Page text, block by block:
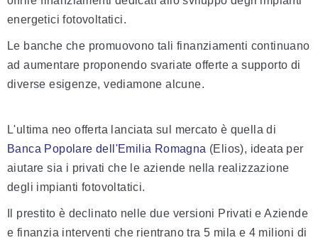
energetici fotovoltatici.
Le banche che promuovono tali finanziamenti continuano
ad aumentare proponendo svariate offerte a supporto di
diverse esigenze, vediamone alcune.
L'ultima neo offerta lanciata sul mercato è quella di
Banca Popolare dell'Emilia Romagna (Elios), ideata per
aiutare sia i privati che le aziende nella realizzazione
degli impianti fotovoltatici.
Il prestito è declinato nelle due versioni Privati e Aziende
e finanzia interventi che rientrano tra 5 mila e 4 milioni di